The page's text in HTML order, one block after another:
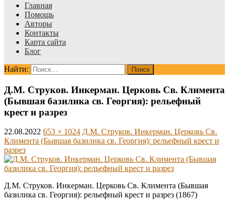
Главная
Помощь
Авторы
Контакты
Карта сайта
Блог
Найти:
Д.М. Струков. Инкерман. Церковь Св. Климента
(Бывшая базилика св. Георгия): рельефный
крест и разрез
22.08.2022 653 × 1024 Д.М. Струков. Инкерман. Церковь Св.
Климента (Бывшая базилика св. Георгия): рельефный крест и
разрез
Д.М. Струков. Инкерман. Церковь Св. Климента (Бывшая
базилика св. Георгия): рельефный крест и разрез (1867)